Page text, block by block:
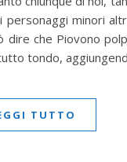
personaggi minori
che Piovono
tondo,
TUTTO